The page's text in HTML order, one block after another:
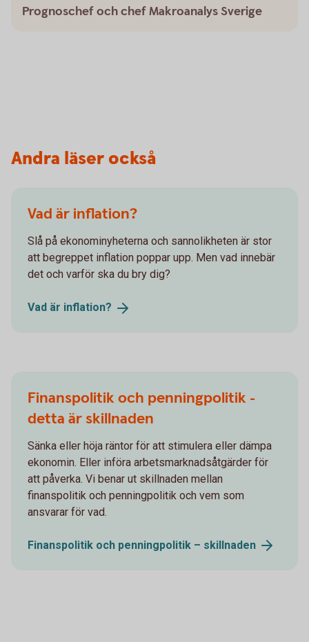
Prognoschef och chef Makroanalys Sverige
Andra läser också
Vad är inflation?
Slå på ekonominyheterna och sannolikheten är stor
att begreppet inflation poppar upp. Men vad innebär
det och varför ska du bry dig?
Vad är inflation?
Finanspolitik och penningpolitik -
detta är skillnaden
Sänka eller höja räntor för att stimulera eller dämpa
ekonomin. Eller införa arbetsmarknadsåtgärder för
att påverka. Vi benar ut skillnaden mellan
finanspolitik och penningpolitik och vem som
ansvarar för vad.
Finanspolitik och penningpolitik – skillnaden